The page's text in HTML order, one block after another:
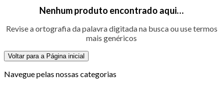
Nenhum produto encontrado aqui…
Revise a ortografia da palavra digitada na busca ou use termos
mais genéricos
Voltar para a Página inicial
Navegue pelas nossas categorias